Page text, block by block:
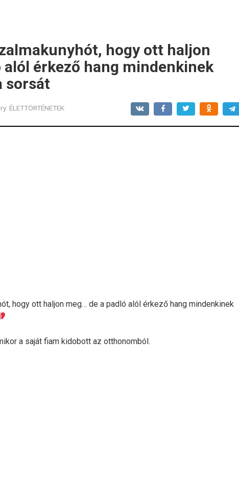
hogy ott haljon
alól érkező hang mindenkinek
sorsát
ÉLETTÖRTÉNETEK
hogy ott haljon meg… de a padló alól érkező hang mindenkinek
a saját fiam kidobott az otthonomból.